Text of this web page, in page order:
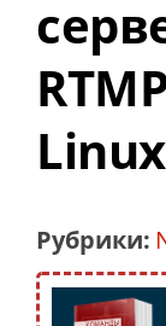
Linux
Рубрики: